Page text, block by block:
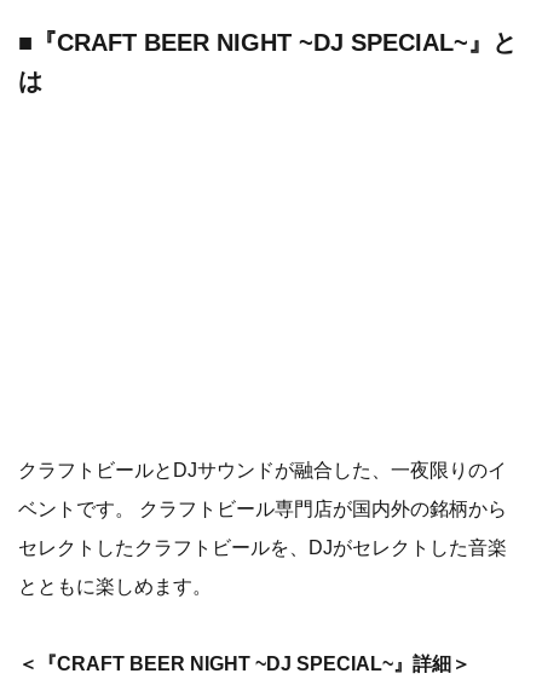
■『CRAFT BEER NIGHT ~DJ SPECIAL~』と
は
クラフトビールとDJサウンドが融合した、一夜限りのイ
ベントです。 クラフトビール専門店が国内外の銘柄から
セレクトしたクラフトビールを、DJがセレクトした音楽
とともに楽しめます。
＜『CRAFT BEER NIGHT ~DJ SPECIAL~』詳細＞